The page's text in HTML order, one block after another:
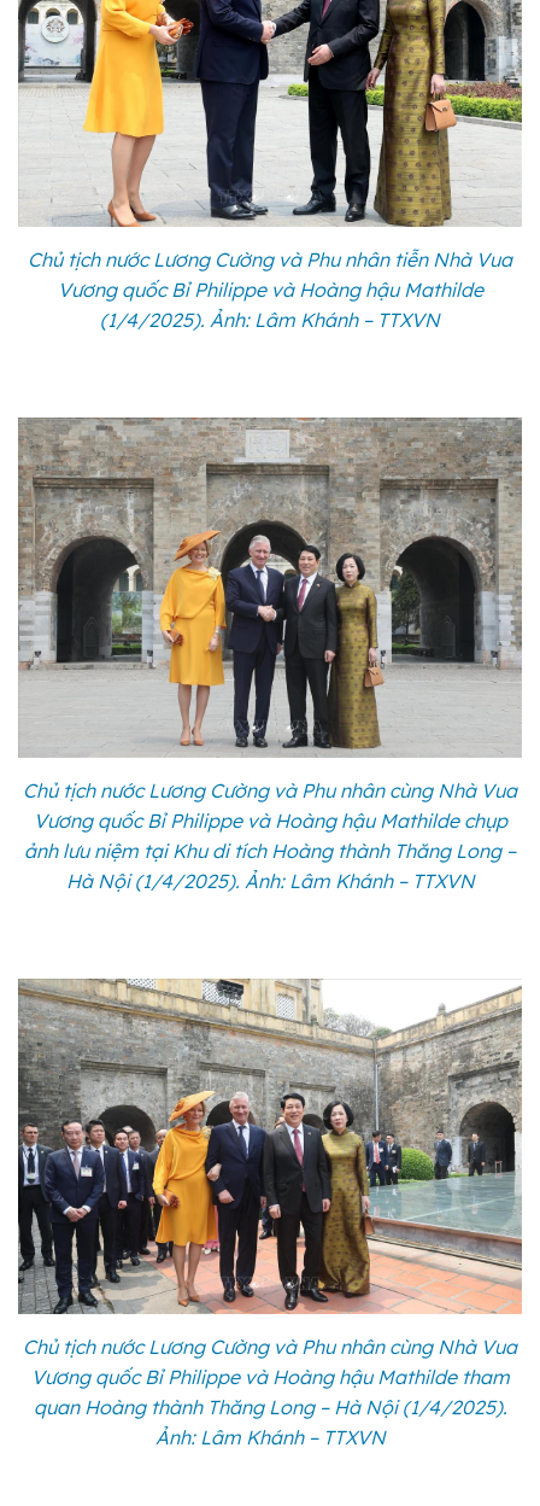
Chủ tịch nước Lương Cường và Phu nhân tiễn Nhà Vua
Vương quốc Bỉ Philippe và Hoàng hậu Mathilde
(1/4/2025). Ảnh: Lâm Khánh – TTXVN
Chủ tịch nước Lương Cường và Phu nhân cùng Nhà Vua
Vương quốc Bỉ Philippe và Hoàng hậu Mathilde chụp
ảnh lưu niệm tại Khu di tích Hoàng thành Thăng Long –
Hà Nội (1/4/2025). Ảnh: Lâm Khánh – TTXVN
Chủ tịch nước Lương Cường và Phu nhân cùng Nhà Vua
Vương quốc Bỉ Philippe và Hoàng hậu Mathilde tham
quan Hoàng thành Thăng Long – Hà Nội (1/4/2025).
Ảnh: Lâm Khánh – TTXVN